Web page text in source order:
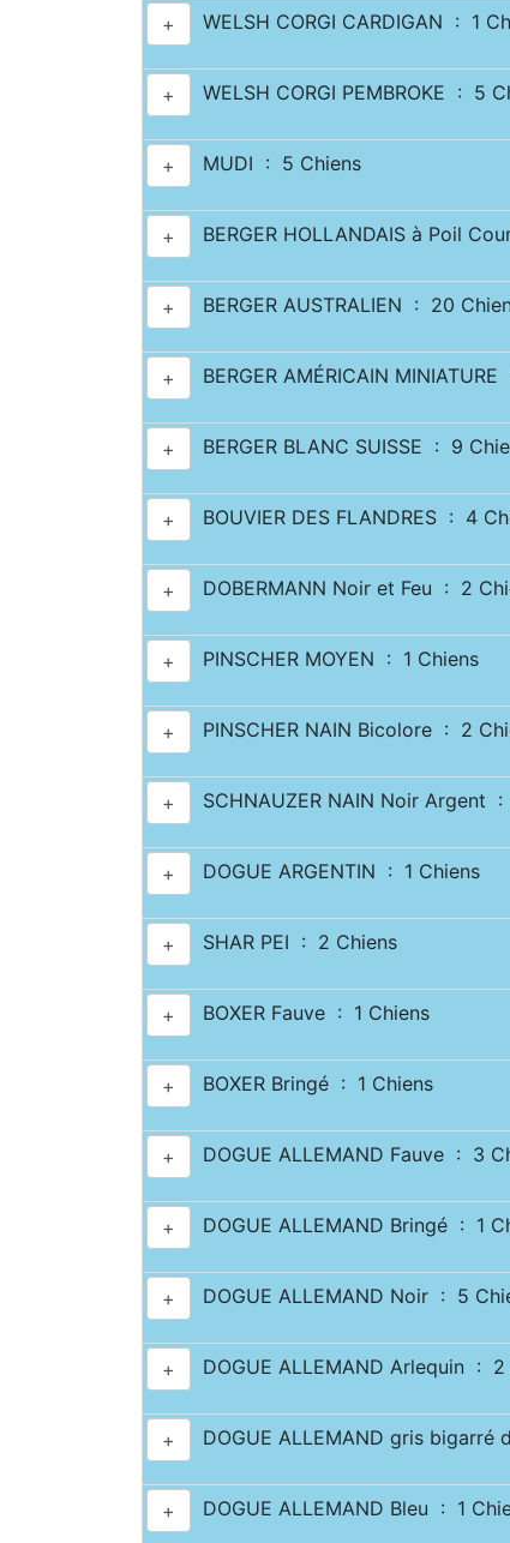
+ WELSH CORGI CARDIGAN : 1
+ WELSH CORGI PEMBROKE : 5
+ MUDI : 5 Chiens
+ BERGER HOLLANDAIS à Poil
+ BERGER AUSTRALIEN : 20
+ BERGER AMÉRICAIN
+ BERGER BLANC SUISSE : 9
+ BOUVIER DES FLANDRES : 4
+ DOBERMANN Noir et Feu : 2
+ PINSCHER MOYEN : 1 Chiens
+ PINSCHER NAIN Bicolore : 2
+ SCHNAUZER NAIN Noir Argent
+ DOGUE ARGENTIN : 1 Chiens
+ SHAR PEI : 2 Chiens
+ BOXER Fauve : 1 Chiens
+ BOXER Bringé : 1 Chiens
+ DOGUE ALLEMAND Fauve : 3
+ DOGUE ALLEMAND Bringé : 1
+ DOGUE ALLEMAND Noir : 5
+ DOGUE ALLEMAND Arlequin : 2
+ DOGUE ALLEMAND gris
+ DOGUE ALLEMAND Bleu : 1